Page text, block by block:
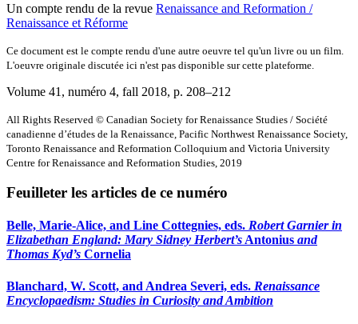
Un compte rendu de la revue Renaissance and Reformation /
Renaissance et Réforme
Ce document est le compte rendu d'une autre oeuvre tel qu'un livre ou un film.
L'oeuvre originale discutée ici n'est pas disponible sur cette plateforme.
Volume 41, numéro 4, fall 2018, p. 208–212
All Rights Reserved © Canadian Society for Renaissance Studies / Société
canadienne d’études de la Renaissance, Pacific Northwest Renaissance Society,
Toronto Renaissance and Reformation Colloquium and Victoria University
Centre for Renaissance and Reformation Studies, 2019
Feuilleter les articles de ce numéro
Belle, Marie-Alice, and Line Cottegnies, eds. Robert Garnier in
Elizabethan England: Mary Sidney Herbert’sAntonius and
Thomas Kyd’s Cornelia
Blanchard, W. Scott, and Andrea Severi, eds. Renaissance
Encyclopaedism: Studies in Curiosity and Ambition